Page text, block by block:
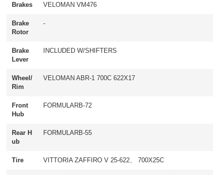
Brakes VELOMAN VM476
Brake
Rotor
-
Brake
Lever
INCLUDED W/SHIFTERS
Wheel/
Rim
VELOMAN ABR-1 700C 622X17
Front
Hub
FORMULARB-72
Rear H
ub
FORMULARB-55
Tire VITTORIA ZAFFIRO V 25-622、 700X25C